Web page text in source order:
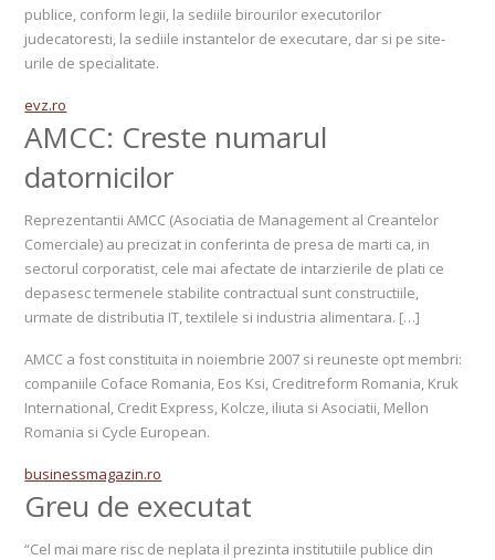
publice, conform legii, la sediile birourilor executorilor
judecatoresti, la sediile instantelor de executare, dar si pe site-
urile de specialitate.
evz.ro
AMCC: Creste numarul
datornicilor
Reprezentantii AMCC (Asociatia de Management al Creantelor
Comerciale) au precizat in conferinta de presa de marti ca, in
sectorul corporatist, cele mai afectate de intarzierile de plati ce
depasesc termenele stabilite contractual sunt constructiile,
urmate de distributia IT, textilele si industria alimentara. […]
AMCC a fost constituita in noiembrie 2007 si reuneste opt membri:
companiile Coface Romania, Eos Ksi, Creditreform Romania, Kruk
International, Credit Express, Kolcze, iliuta si Asociatii, Mellon
Romania si Cycle European.
businessmagazin.ro
Greu de executat
“Cel mai mare risc de neplata il prezinta institutiile publice din